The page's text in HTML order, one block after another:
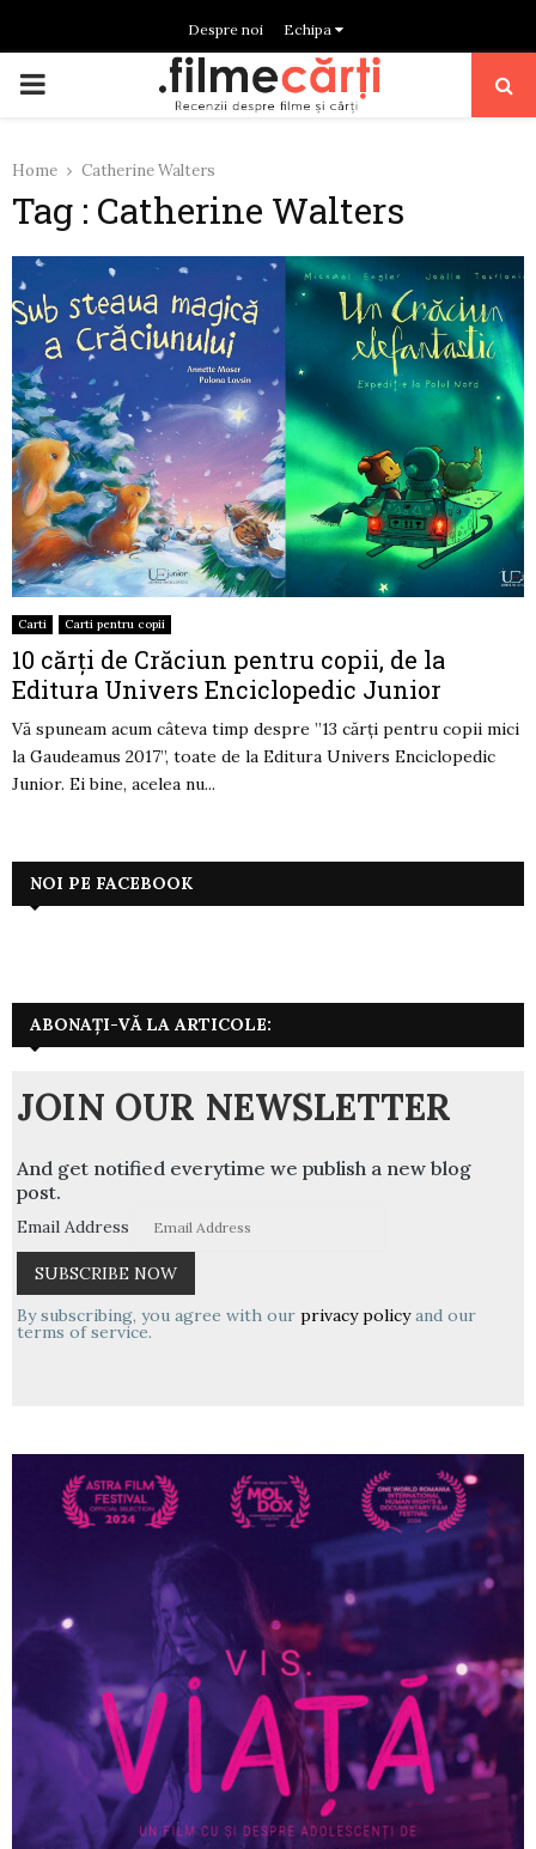
Despre noi Echipa
PRIMARY
Home Catherine Walters
Tag : Catherine Walters
Carti Carti pentru copii
10 cărți de Crăciun pentru copii, de la
Editura Univers Enciclopedic Junior
Vă spuneam acum câteva timp despre ”13 cărți pentru copii mici
la Gaudeamus 2017”, toate de la Editura Univers Enciclopedic
Junior. Ei bine, acelea nu...
NOI PE FACEBOOK
ABONAȚI-VĂ LA ARTICOLE:
JOIN OUR NEWSLETTER
And get notified everytime we publish a new blog
post.
Email Address
By subscribing, you agree with our privacy policyand our
terms of service.